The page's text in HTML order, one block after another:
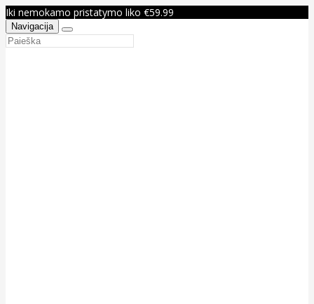
Iki nemokamo pristatymo liko €59.99
Navigacija